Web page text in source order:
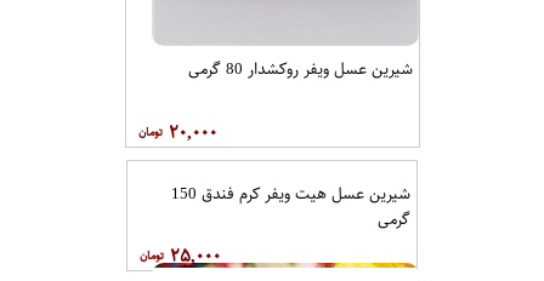
شیرین عسل ویفر روکشدار 80 گرمی
۲۰,۰۰۰
شیرین عسل هیت ویفر کرم فندق 150
گرمی
۲۵,۰۰۰